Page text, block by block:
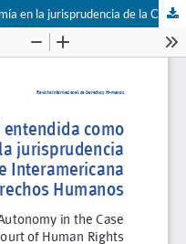
La dignidad entendida como autonomía en la jurisprudencia de la Corte Interamericana de Derechos Humanos